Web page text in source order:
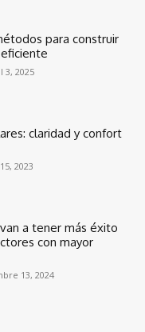
para construir
3, 2025
claridad y confort
2023
a tener más éxito
con mayor
13, 2024